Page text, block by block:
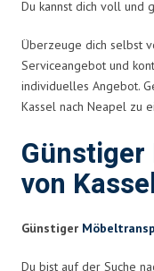
Du kannst dich voll und
Überzeuge dich selbst
Serviceangebot und
individuelles Angebot.
Kassel nach Neapel zu
von
Günstiger
Du bist auf der Suche